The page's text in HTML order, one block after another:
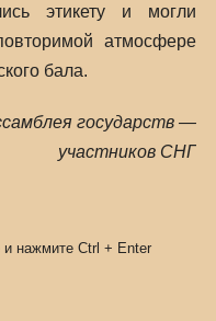
этикету и могли
атмосфере
бала.
государств —
участников СНГ
и нажмите Ctrl + Enter